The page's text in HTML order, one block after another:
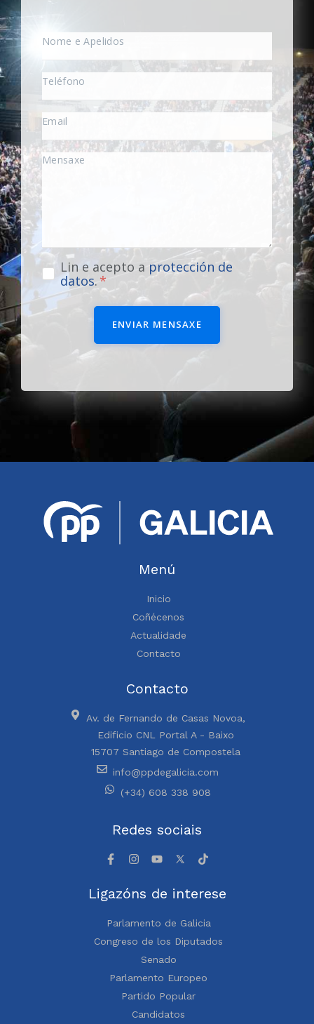
Lin e acepto a protección de
datos.
ENVIAR MENSAXE
Menú
Inicio
Coñécenos
Actualidade
Contacto
Contacto
Av. de Fernando de Casas Novoa,
Edificio CNL Portal A - Baixo
15707 Santiago de Compostela
info@ppdegalicia.com
(+34) 608 338 908
Redes sociais
Ligazóns de interese
Parlamento de Galicia
Congreso de los Diputados
Senado
Parlamento Europeo
Partido Popular
Candidatos